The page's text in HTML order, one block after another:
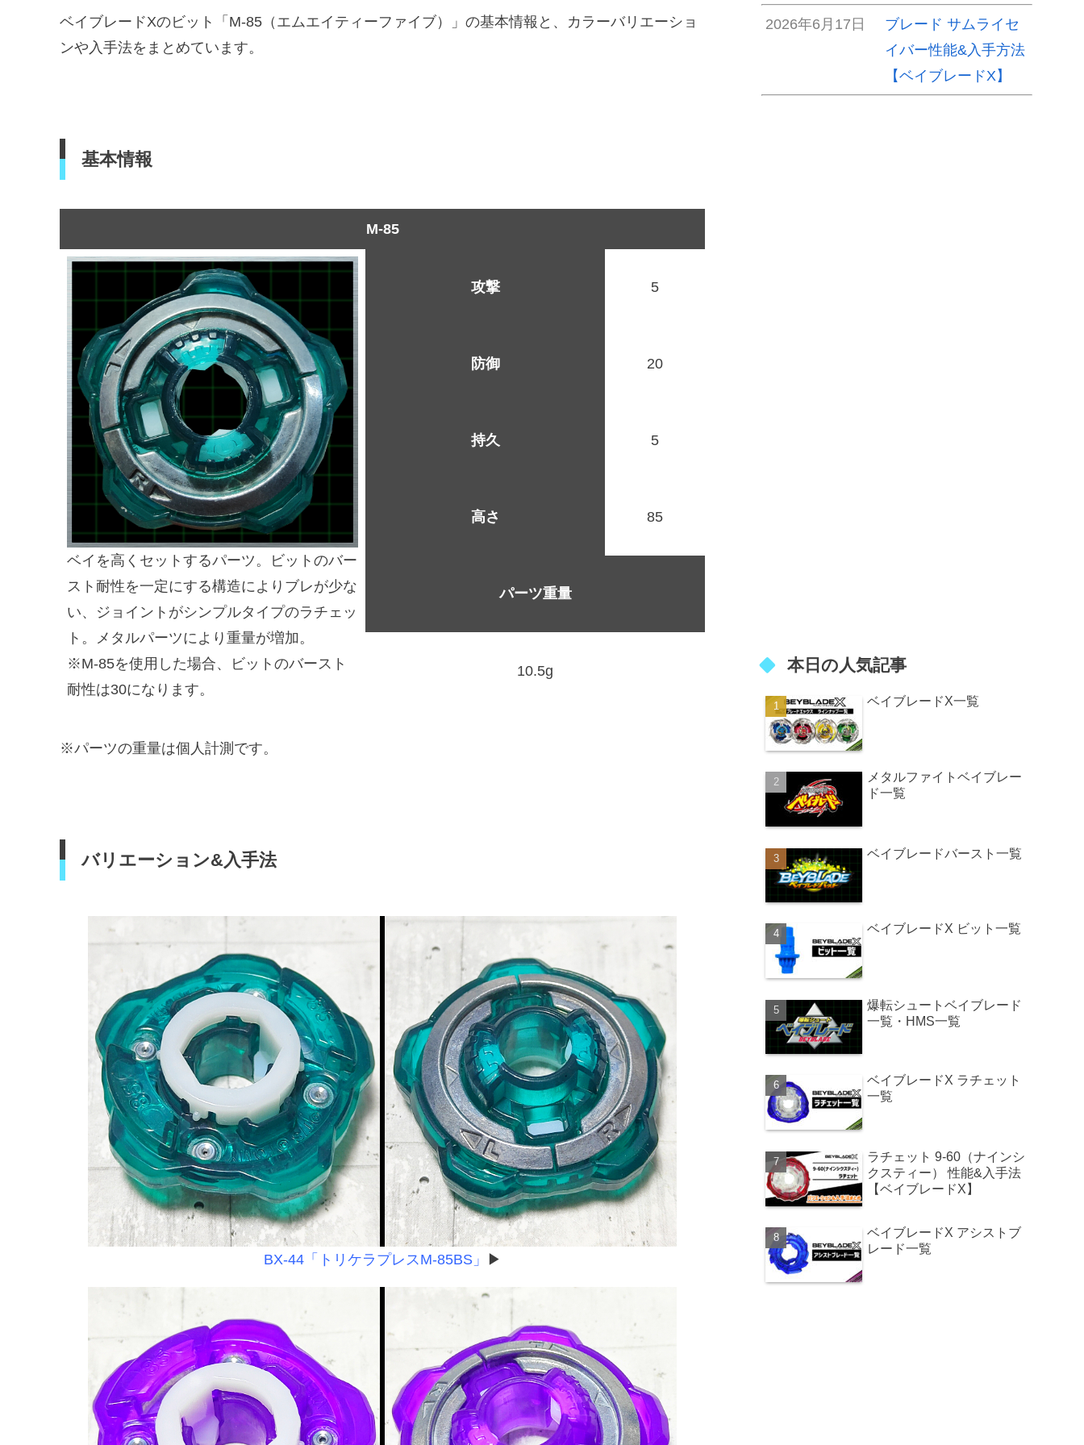
ベイブレードXのビット「M-85（エムエイティーファイブ）」の基本情報と、カラーバリエーショ
ンや入手法をまとめています。
基本情報
M-85
ベイを高くセットするパーツ。ビットのバー
スト耐性を一定にする構造によりブレが少な
い、ジョイントがシンプルタイプのラチェッ
ト。メタルパーツにより重量が増加。
※M-85を使用した場合、ビットのバースト
耐性は30になります。
攻撃 5
防御 20
持久 5
高さ 85
パーツ重量
10.5g
※パーツの重量は個人計測です。
バリエーション&入手法
BX-44「トリケラプレスM-85BS」 ▶
2026年6月17日
ブレード サムライセ
イバー性能&入手方法
【ベイブレードX】
本日の人気記事
ベイブレードX一覧
メタルファイトベイブレー
ド一覧
ベイブレードバースト一覧
ベイブレードX ビット一覧
爆転シュートベイブレード
一覧・HMS一覧
ベイブレードX ラチェット
一覧
ラチェット 9-60（ナインシ
クスティー） 性能&入手法
【ベイブレードX】
ベイブレードX アシストブ
レード一覧